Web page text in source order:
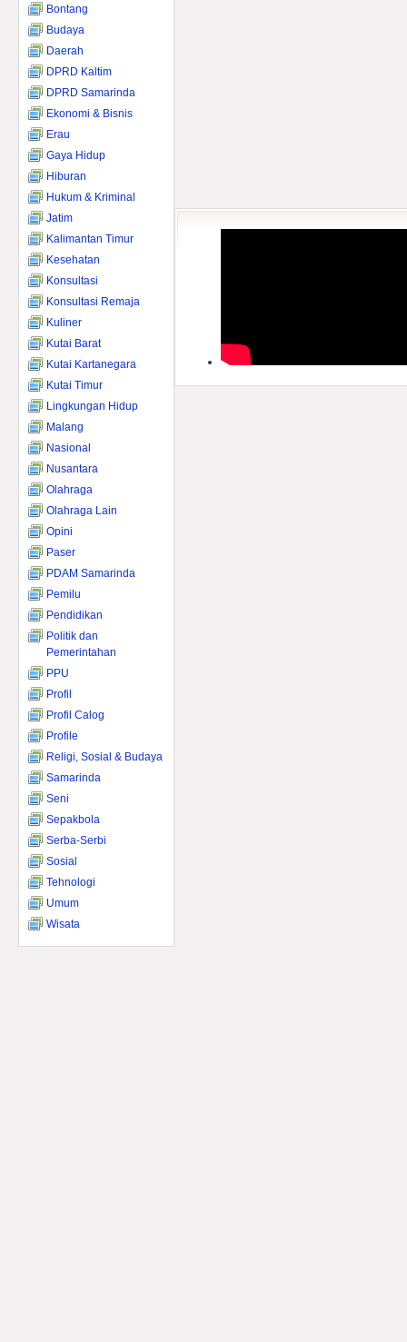
Bontang
Budaya
Daerah
DPRD Kaltim
DPRD Samarinda
Ekonomi & Bisnis
Erau
Gaya Hidup
Hiburan
Hukum & Kriminal
Jatim
Kalimantan Timur
Kesehatan
Konsultasi
Konsultasi Remaja
Kuliner
Kutai Barat
Kutai Kartanegara
Kutai Timur
Lingkungan Hidup
Malang
Nasional
Nusantara
Olahraga
Olahraga Lain
Opini
Paser
PDAM Samarinda
Pemilu
Pendidikan
Politik dan
Pemerintahan
PPU
Profil
Profil Calog
Profile
Religi, Sosial & Budaya
Samarinda
Seni
Sepakbola
Serba-Serbi
Sosial
Tehnologi
Umum
Wisata